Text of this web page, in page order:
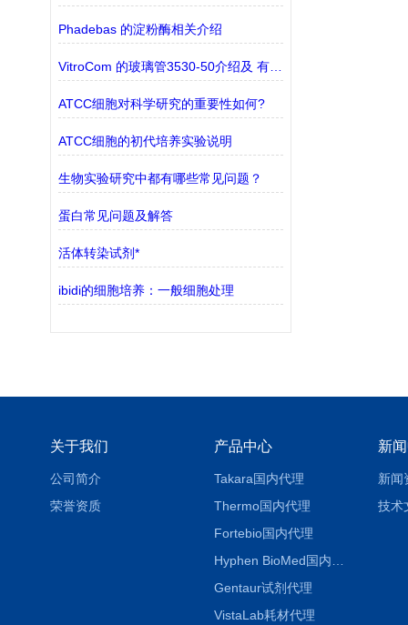
Phadebas 的淀粉酶相关介绍
VitroCom 的玻璃管3530-50介绍及 有 现货
ATCC细胞对科学研究的重要性如何?
ATCC细胞的初代培养实验说明
生物实验研究中都有哪些常见问题？
蛋白常见问题及解答
活体转染试剂*
ibidi的细胞培养：一般细胞处理
关于我们
公司简介
荣誉资质
产品中心
Takara国内代理
Thermo国内代理
Fortebio国内代理
Gentaur试剂代理
VistaLab耗材代理
新
新闻
技术